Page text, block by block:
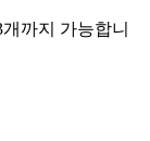
까지 가능합니